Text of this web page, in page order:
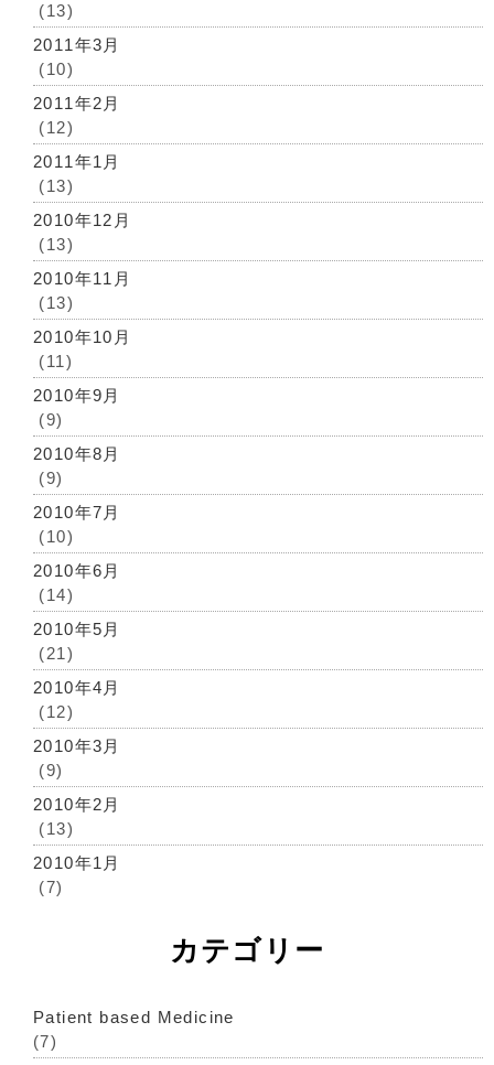
(13)
2011年3月
(10)
2011年2月
(12)
2011年1月
(13)
2010年12月
(13)
2010年11月
(13)
2010年10月
(11)
2010年9月
(9)
2010年8月
(9)
2010年7月
(10)
2010年6月
(14)
2010年5月
(21)
2010年4月
(12)
2010年3月
(9)
2010年2月
(13)
2010年1月
(7)
カテゴリー
Patient based Medicine
(7)